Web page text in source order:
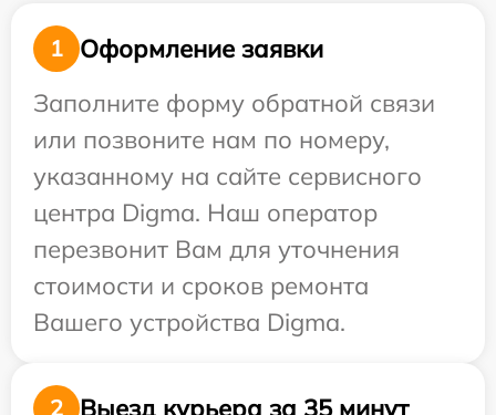
1
Оформление заявки
Заполните форму обратной связи
или позвоните нам по номеру,
указанному на сайте сервисного
центра Digma. Наш оператор
перезвонит Вам для уточнения
стоимости и сроков ремонта
Вашего устройства Digma.
2 Выезд курьера за 35 минут